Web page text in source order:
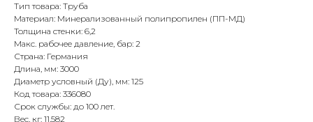
Тип товара: Труба
Материал: Минерализованный полипропилен (ПП-МД)
Толщина стенки: 6,2
Макс. рабочее давление, бар: 2
Страна: Германия
Длина, мм: 3000
Диаметр условный (Ду), мм: 125
Код товара: 336080
Срок службы: до 100 лет.
Вес, кг: 11,582